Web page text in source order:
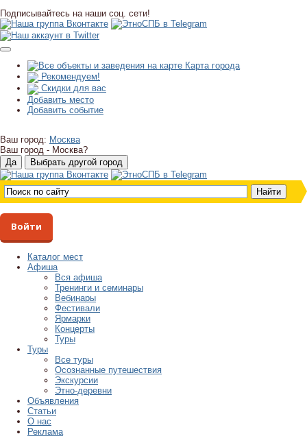
Подписывайтесь на наши соц. сети!
Карта города
Рекомендуем!
Скидки для вас
Добавить место
Добавить событие
Ваш город: Москва
Ваш город - Москва?
Войти
Каталог мест
Афиша
Вся афиша
Тренинги и семинары
Вебинары
Фестивали
Ярмарки
Концерты
Туры
Туры
Все туры
Осознанные путешествия
Экскурсии
Этно-деревни
Объявления
Статьи
О нас
Реклама